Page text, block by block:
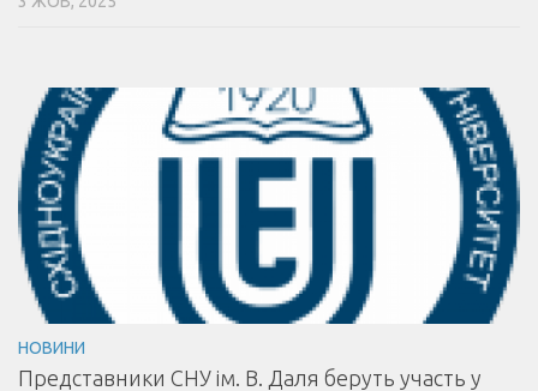
НОВИНИ
Представники СНУ ім. В. Даля беруть участь у